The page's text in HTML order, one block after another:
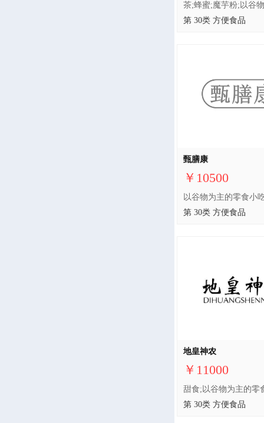
第 30类 方便食品
甄膳康
￥10500
第 30类 方便食品
地皇神农
￥11000
第 30类 方便食品